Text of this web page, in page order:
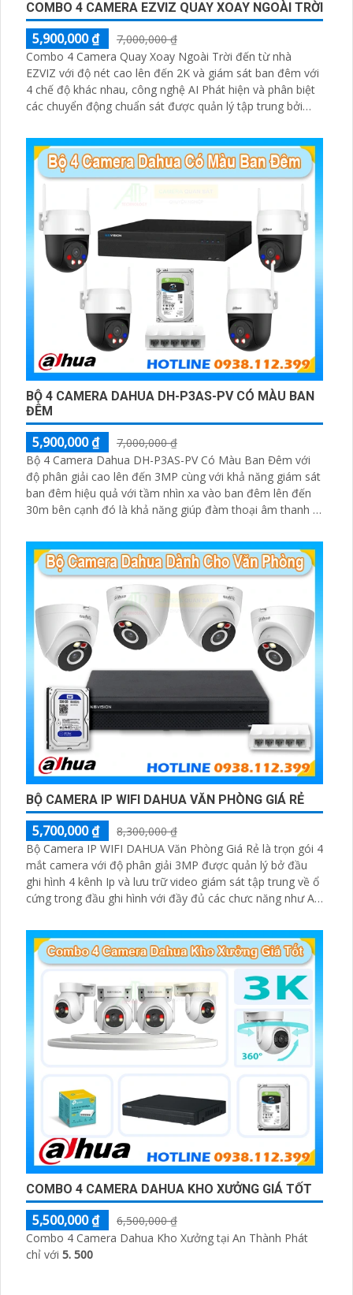
COMBO 4 CAMERA EZVIZ QUAY XOAY NGOÀI TRỜI
5,900,000 ₫
7,000,000 ₫
Combo 4 Camera Quay Xoay Ngoài Trời đến từ nhà
EZVIZ với độ nét cao lên đến 2K và giám sát ban đêm với
4 chế độ khác nhau, công nghệ AI Phát hiện và phân biệt
các chuyển động chuẩn sát được quản lý tập trung bởi
BỘ 4 CAMERA DAHUA DH-P3AS-PV CÓ MÀU BAN
ĐÊM
5,900,000 ₫
7,000,000 ₫
Bộ 4 Camera Dahua DH-P3AS-PV Có Màu Ban Đêm với
độ phân giải cao lên đến 3MP cùng với khả năng giám sát
ban đêm hiệu quả với tầm nhìn xa vào ban đêm lên đến
30m bên cạnh đó là khả năng giúp đàm thoại âm thanh 2
nhập
BỘ CAMERA IP WIFI DAHUA VĂN PHÒNG GIÁ RẺ
5,700,000 ₫
8,300,000 ₫
Bộ Camera IP WIFI DAHUA Văn Phòng Giá Rẻ là trọn gói 4
mắt camera với độ phân giải 3MP được quản lý bở đầu
ghi hình 4 kênh Ip và lưu trữ video giám sát tập trung về ổ
cứng trong đầu ghi hình với đầy đủ các chưc năng như AI
giám sát có màu vào ban đêm
COMBO 4 CAMERA DAHUA KHO XƯỞNG GIÁ TỐT
5,500,000 ₫
6,500,000 ₫
Combo 4 Camera Dahua Kho Xưởng tại An Thành Phát
chỉ với 5. 500